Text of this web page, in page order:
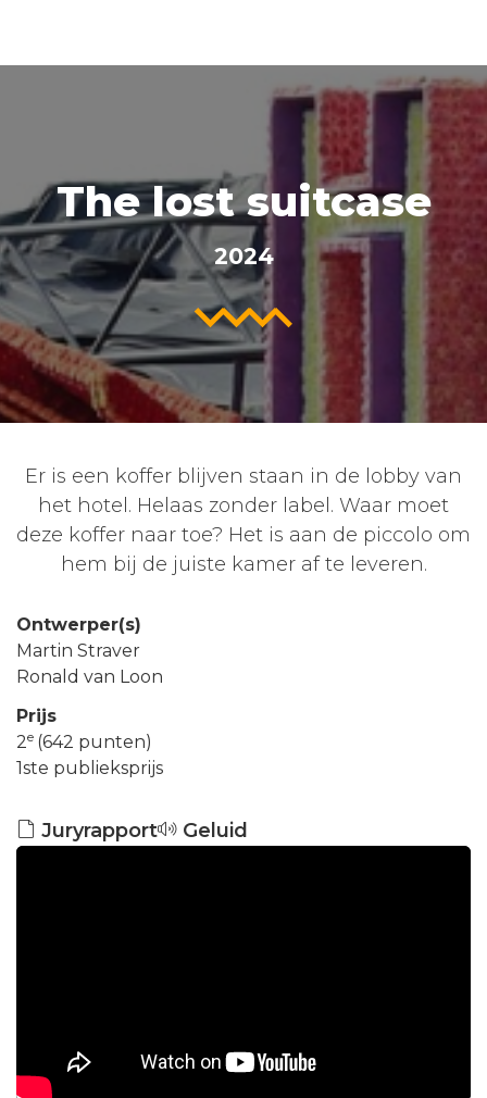
The lost suitcase
2024
Er is een koffer blijven staan in de lobby van
het hotel. Helaas zonder label. Waar moet
deze koffer naar toe? Het is aan de piccolo om
hem bij de juiste kamer af te leveren.
Ontwerper(s)
Martin Straver
Ronald van Loon
Prijs
2e (642 punten)
1ste publieksprijs
Juryrapport Geluid